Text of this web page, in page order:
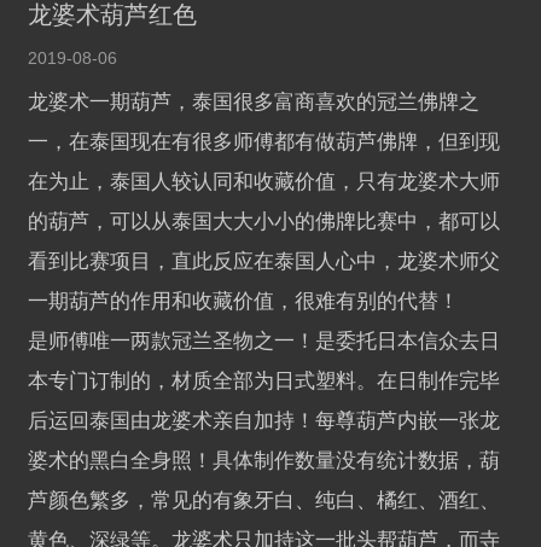
龙婆术葫芦红色
2019-08-06
龙婆术一期葫芦，泰国很多富商喜欢的冠兰佛牌之
一，在泰国现在有很多师傅都有做葫芦佛牌，但到现
在为止，泰国人较认同和收藏价值，只有龙婆术大师
的葫芦，可以从泰国大大小小的佛牌比赛中，都可以
看到比赛项目，直此反应在泰国人心中，龙婆术师父
一期葫芦的作用和收藏价值，很难有别的代替！
是师傅唯一两款冠兰圣物之一！是委托日本信众去日
本专门订制的，材质全部为日式塑料。在日制作完毕
后运回泰国由龙婆术亲自加持！每尊葫芦内嵌一张龙
婆术的黑白全身照！具体制作数量没有统计数据，葫
芦颜色繁多，常见的有象牙白、纯白、橘红、酒红、
黄色、深绿等。龙婆术只加持这一批头帮葫芦，而寺